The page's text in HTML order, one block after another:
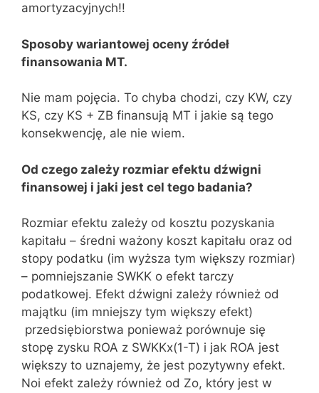
amortyzacyjnych!!
Sposoby wariantowej oceny źródeł
finansowania MT.
Nie mam pojęcia. To chyba chodzi, czy KW, czy
KS, czy KS + ZB finansują MT i jakie są tego
konsekwencję, ale nie wiem.
Od czego zależy rozmiar efektu dźwigni
finansowej i jaki jest cel tego badania?
Rozmiar efektu zależy od kosztu pozyskania
kapitału – średni ważony koszt kapitału oraz od
stopy podatku (im wyższa tym większy rozmiar)
– pomniejszanie SWKK o efekt tarczy
podatkowej. Efekt dźwigni zależy również od
majątku (im mniejszy tym większy efekt)
przedsiębiorstwa ponieważ porównuje się
stopę zysku ROA z SWKKx(1-T) i jak ROA jest
większy to uznajemy, że jest pozytywny efekt.
Noi efekt zależy również od Zo, który jest w